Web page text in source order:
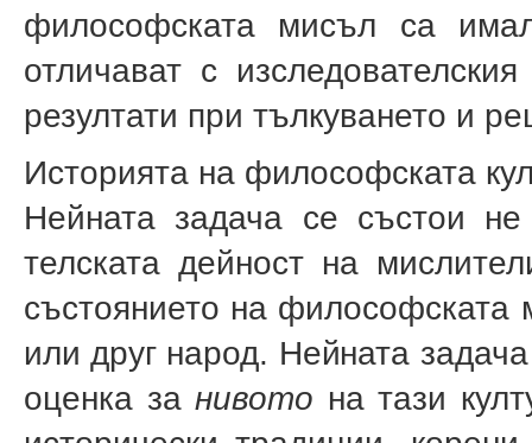
философската мисъл са
отличават с
резул­тати при тълкуването и
Историята на философската
Нейната задача се състои
телската дейност на
състоя­нието на философската
или друг народ. Нейната
оценка занивото на тази